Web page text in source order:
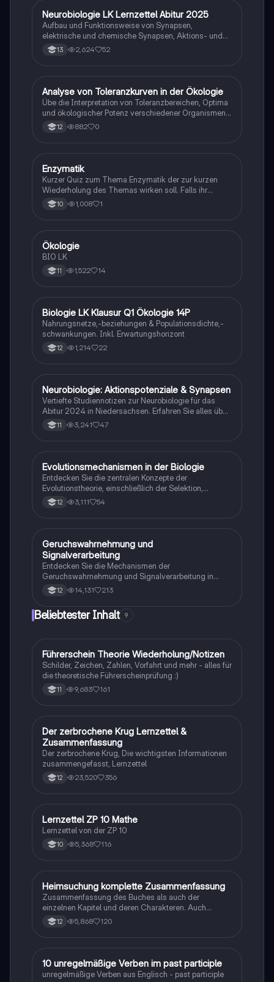
Biologie
Neurobiologie LK Lernzettel Abitur 2025
Aufbau und Funktionsweise von Synapsen,
elektrische und chemische Synapsen, Aktions- und
Ruhepotential
13 2,624 52
ABiologie
Analyse von Toleranzkurven in der Ökologie
Übe die Interpretation von Toleranzbereichen, Optima
und ökologischer Potenz verschiedener Organismen
gegenüber Umweltfaktoren.
12 882 0
EBiologie
Enzymatik
Kurzer Quiz zum Thema Enzymatik der zur kurzen
Wiederholung des Themas wirken soll. Falls ihr
Fehlern begegnet wäre ich dankbar ,wenn ihr mir
diese weiterleitet. Danke und euch viel Spaß dabei!
10 1,008 1
Biologie
Ökologie
BIO LK
11 1,522 14
Biologie
Biologie LK Klausur Q1 Ökologie 14P
Nahrungsnetze,-beziehungen & Populationsdichte,-
schwankungen. Inkl. Erwartungshorizont
12 1,214 22
Biologie
Neurobiologie: Aktionspotenziale & Synapsen
Vertiefte Studiennotizen zur Neurobiologie für das
Abitur 2024 in Niedersachsen. Erfahren Sie alles über
Aktionspotenziale, Ruhepotenziale, synaptische
Integration, die Rolle von Neurotransmittern, die
Schüler, die sich auf Prüfungen vorbereiten und ein
tiefes Verständnis der neuronalen Signalübertragung
entwickeln möchten.
11 3,241 47
Biologie
Evolutionsmechanismen in der Biologie
Entdecken Sie die zentralen Konzepte der
Evolutionstheorie, einschließlich der Selektion,
Isolationsmechanismen und Evolutionsfaktoren wie
Mutation und Rekombination. Diese
Entstehung neuer Arten durch allopatrische und
sympatrische Artbildung. Ideal für Biologiestudenten
im Grundkurs.
12 3,111 54
Biologie
Geruchswahrnehmung und
Signalverarbeitung
Entdecken Sie die Mechanismen der
Geruchswahrnehmung und Signalverarbeitung in
Nervenzellen. Diese Übungsaufgaben für das
mündliche Abitur in Neurobiologie behandeln
Codierung von Geruchsstoffsignalen. Ideal für
12 14,131 213
Beliebtester Inhalt 9
Lerntipps
Führerschein Theorie Wiederholung/Notizen
Schilder, Zeichen, Zahlen, Vorfahrt und mehr - alles für
die theoretische Führerscheinprüfung :)
11 9,683 161
Deutsch
Der zerbrochene Krug Lernzettel &
Zusammenfassung
Der zerbrochene Krug, Die wichtigsten Informationen
zusammengefasst, Lernzettel
12 23,520 356
Mathe
Lernzettel ZP 10 Mathe
Lernzettel von der ZP 10
10 5,368 116
Deutsch
Heimsuchung komplette Zusammenfassung
Zusammenfassung des Buches als auch der
einzelnen Kapitel und deren Charakteren. Auch
tabellarisch. Im Unterricht ohne KI erstellt
12 5,868 120
1 Englisch
10 unregelmäßige Verben im past participle
unregelmäßige Verben aus Englisch - past participle